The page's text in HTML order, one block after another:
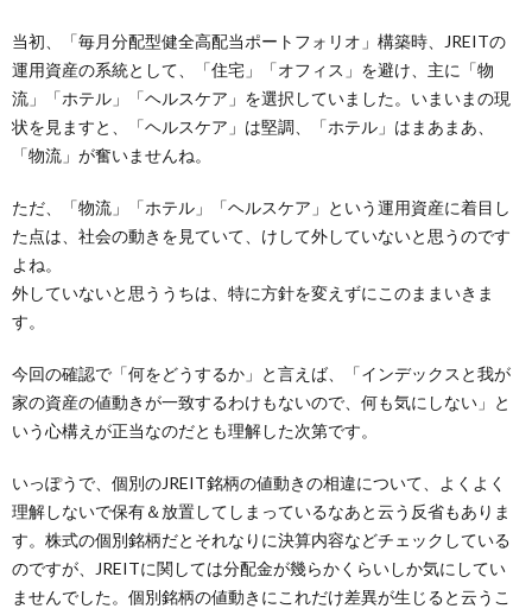
当初、「毎月分配型健全高配当ポートフォリオ」構築時、JREITの
運用資産の系統として、「住宅」「オフィス」を避け、主に「物
流」「ホテル」「ヘルスケア」を選択していました。いまいまの現
状を見ますと、「ヘルスケア」は堅調、「ホテル」はまあまあ、
「物流」が奮いませんね。
ただ、「物流」「ホテル」「ヘルスケア」という運用資産に着目し
た点は、社会の動きを見ていて、けして外していないと思うのです
よね。
外していないと思ううちは、特に方針を変えずにこのままいきま
す。
今回の確認で「何をどうするか」と言えば、「インデックスと我が
家の資産の値動きが一致するわけもないので、何も気にしない」と
いう心構えが正当なのだとも理解した次第です。
いっぽうで、個別のJREIT銘柄の値動きの相違について、よくよく
理解しないで保有＆放置してしまっているなあと云う反省もありま
す。株式の個別銘柄だとそれなりに決算内容などチェックしている
のですが、JREITに関しては分配金が幾らかくらいしか気にしてい
ませんでした。個別銘柄の値動きにこれだけ差異が生じると云うこ